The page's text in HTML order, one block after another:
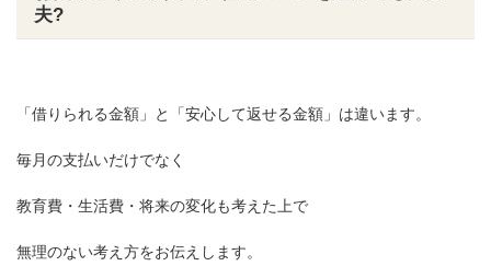
夫?
「借りられる金額」と「安心して返せる金額」は違います。
毎月の支払いだけでなく
教育費・生活費・将来の変化も考えた上で
無理のない考え方をお伝えします。